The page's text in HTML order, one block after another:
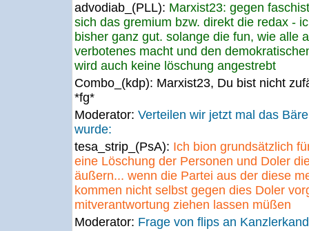
advodiab_(PLL): Marxist23: gegen
sich das gremium bzw. direkt die redax -
bisher ganz gut. solange die fun, wie alle
verbotenes macht und den
wird auch keine löschung angestrebt
Combo_(kdp): Marxist23, Du bist nicht
*fg*
Moderator: Verteilen wir jetzt mal das
wurde:
tesa_strip_(PsA): Ich bion grundsätzlich
eine Löschung der Personen und Doler
äußern... wenn die Partei aus der diese
kommen nicht selbst gegen dies Doler
mitverantwortung ziehen lassen müßen
Moderator: Frage von flips an